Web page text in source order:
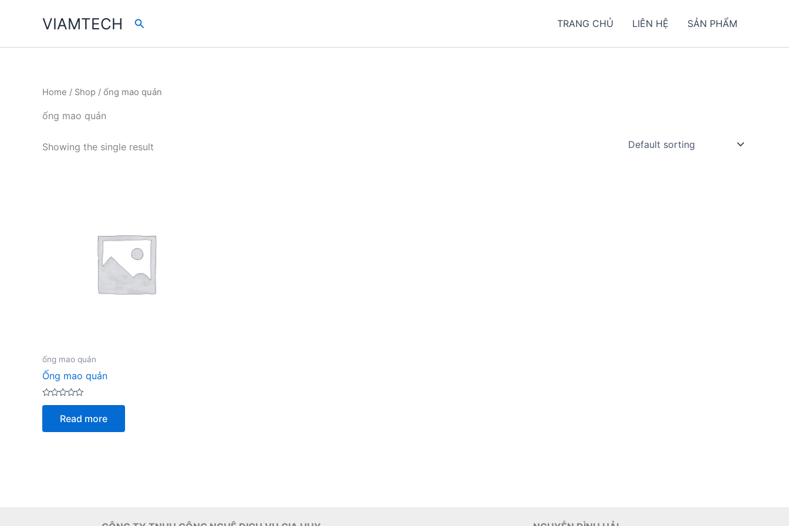
VIAMTECH Search TRANG CHỦ LIÊN HỆ SẢN PHẨM
Home / Shop / ống mao quản
ống mao quản
Showing the single result
ống mao quản
Ống mao quản
Rated
5
Read more